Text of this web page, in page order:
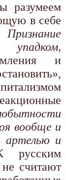
разумеем
в себе
Признание
и
вообще и
артелью и
считают